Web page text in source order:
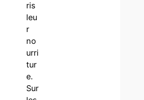
ris
leu
r
no
urri
tur
e.
Sur